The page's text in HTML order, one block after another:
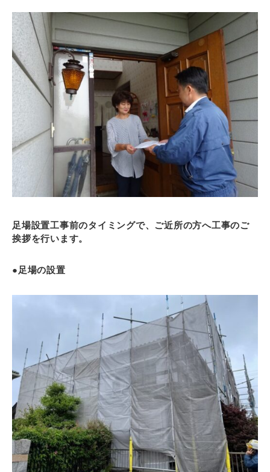
足場設置工事前のタイミングで、ご近所の方へ工事のご
挨拶を行います。
●足場の設置